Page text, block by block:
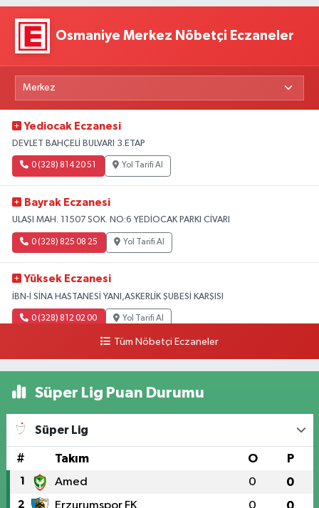
Osmaniye Merkez Nöbetçi Eczaneler
Yediocak Eczanesi
DEVLET BAHÇELİ BULVARI 3.ETAP
0 (328) 814 20 51 Yol Tarifi Al
Bayrak Eczanesi
ULAŞI MAH. 11507 SOK. NO:6 YEDİOCAK PARKI CİVARI
0 (328) 825 08 25 Yol Tarifi Al
Yüksek Eczanesi
İBN-İ SİNA HASTANESİ YANI,ASKERLİK ŞUBESİ KARŞISI
0 (328) 812 02 00 Yol Tarifi Al
Tüm Nöbetçi Eczaneler
Süper Lig Puan Durumu
Süper Lig
# Takım O P
1 Amed 0 0
2